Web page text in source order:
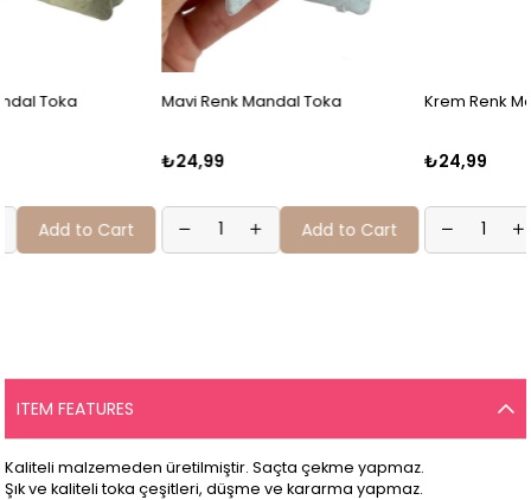
Mavi Renk Mandal Toka
Add to Cart
Krem Renk Mandal Toka
Add to Cart
ITEM FEATURES
Kaliteli malzemeden üretilmiştir. Saçta çekme yapmaz.
Şık ve kaliteli toka çeşitleri, düşme ve kararma yapmaz.